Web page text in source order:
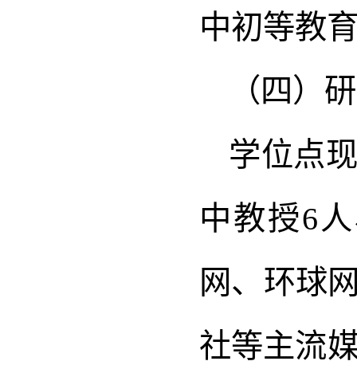
中初等教
（四）
学位点
中教授6
网、环球
社等主流